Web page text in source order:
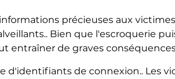
précieuses aux
Bien que l'escroquerie
entraîner de graves
d'identifiants de connexion.. Les